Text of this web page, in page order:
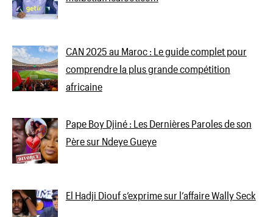
CAN 2025 au Maroc : Le guide complet pour
comprendre la plus grande compétition
africaine
Pape Boy Djiné : Les Dernières Paroles de son
Père sur Ndeye Gueye
El Hadji Diouf s’exprime sur l’affaire Wally Seck